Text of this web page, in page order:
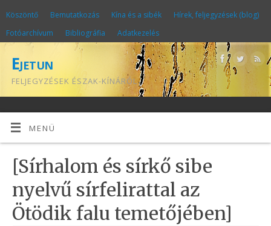
Köszöntő Bemutatkozás Kína és a sibék
Hírek, feljegyzések (blog)
Fotóarchívum
Bibliográfia Adatkezelés
Ejetun
FELJEGYZÉSEK ÉSZAK-KÍNÁRÓL
MENÜ
[Sírhalom és sírkő sibe
nyelvű sírfelirattal az
Ötödik falu temetőjében]